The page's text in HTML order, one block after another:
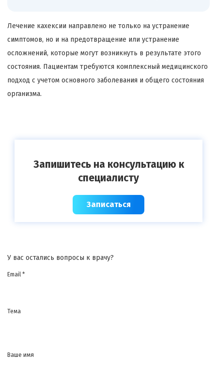
Лечение кахексии направлено не только на устранение
симптомов, но и на предотвращение или устранение
осложнений, которые могут возникнуть в результате этого
состояния. Пациентам требуются комплексный медицинского
подход с учетом основного заболевания и общего состояния
организма.
Запишитесь на консультацию к
специалисту
Записаться
У вас остались вопросы к врачу?
Email *
Тема
Ваше имя